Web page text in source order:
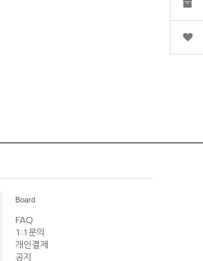
Board
FAQ
1:1문의
개인결제
공지